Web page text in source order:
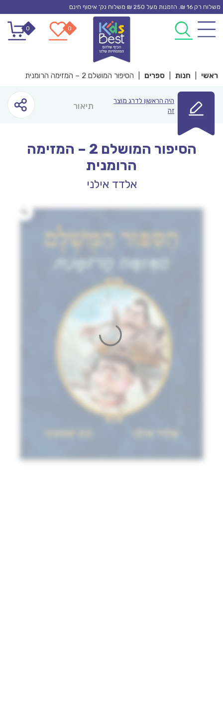
Skip
content
משלוח רק 16 ₪. הזמנות מעל 250 ₪ משלוח נק’ איסוף חינם
0
0
ראשי חנות ספרים הסיפור המושלם 2 – המזימה הרומנית
היה הראשון לדרג מוצר
זה
תיאור
הסיפור המושלם 2 – המזימה
הרומנית
אלדד אילני